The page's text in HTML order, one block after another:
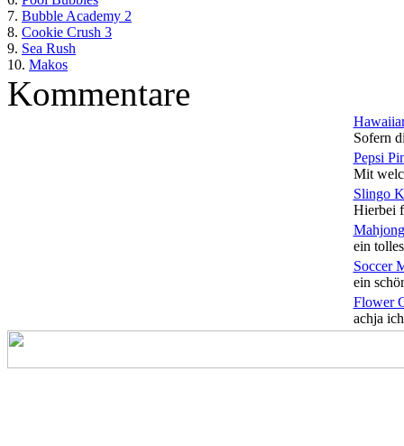
7. Bubble Academy 2
8. Cookie Crush 3
9. Sea Rush
10. Makos
Kommentare
Sofern
Pepsi
Mit
Slingo
Hierbei
ein
Soccer
ein
Flower
achja